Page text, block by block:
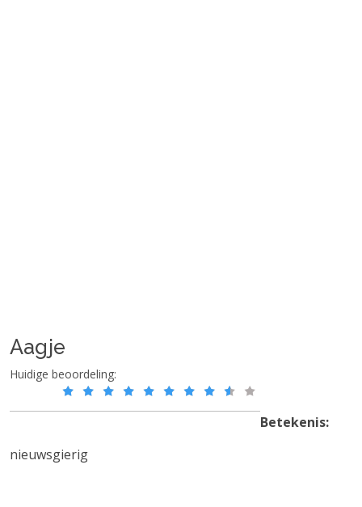
Aagje
Huidige beoordeling:
Betekenis:
nieuwsgierig